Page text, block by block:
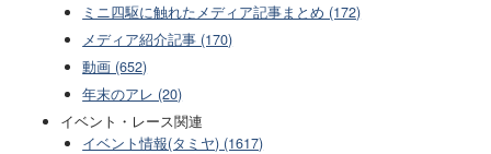
ミニ四駆に触れたメディア記事まとめ (172)
メディア紹介記事 (170)
動画 (652)
年末のアレ (20)
イベント・レース関連
イベント情報(タミヤ) (1617)